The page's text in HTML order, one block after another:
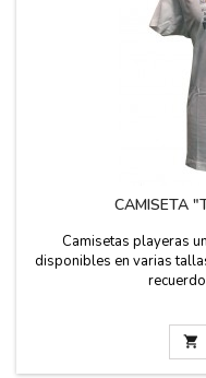
CAMISETA
Camisetas playeras
disponibles en varias
